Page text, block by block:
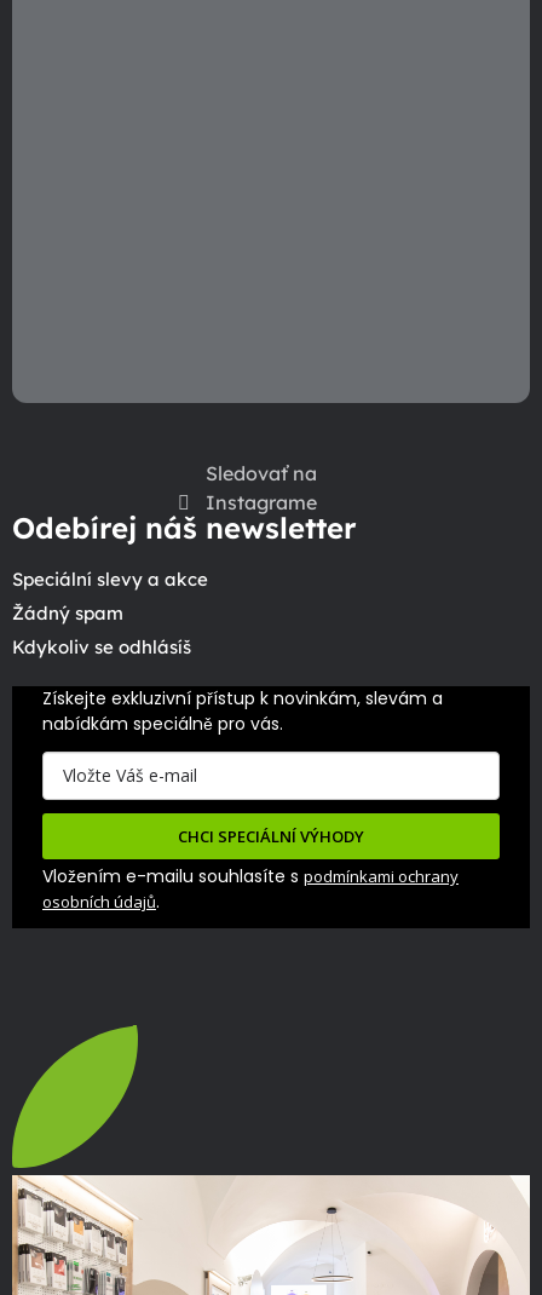
Sledovať na
Instagrame
Odebírej náš newsletter
Speciální slevy a akce
Žádný spam
Kdykoliv se odhlásíš
Získejte exkluzivní přístup k novinkám, slevám a
nabídkám speciálně pro vás.
CHCI SPECIÁLNÍ VÝHODY
Vložením e-mailu souhlasíte s podmínkami ochrany
osobních údajů.